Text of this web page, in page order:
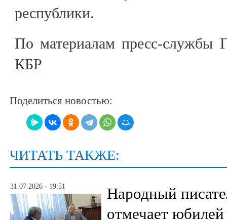
республики.
По материалам пресс-службы
КБР
Поделиться новостью:
ЧИТАТЬ ТАКЖЕ:
31.07.2026 - 19:51
Народный
отмечает юбилей